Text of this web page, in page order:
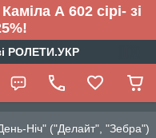
А 602 сірі- зі
РОЛЕТИ.УКР
Ніч" ("Делайт", "Зебра")